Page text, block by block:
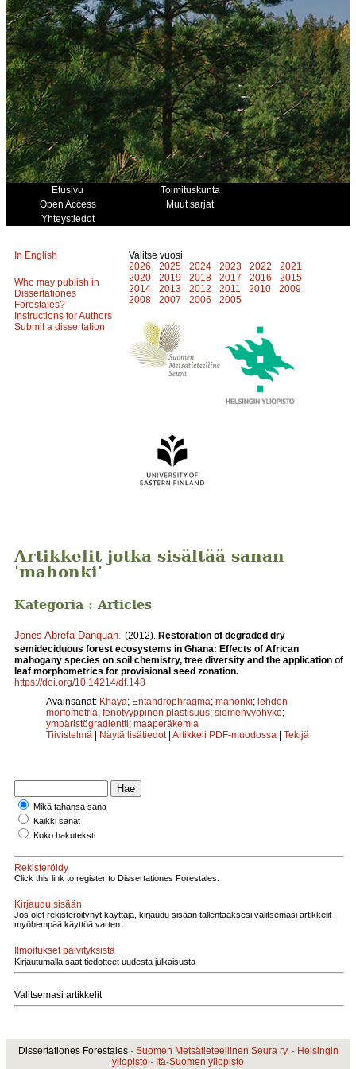
Etusivu
Toimituskunta
Open Access
Muut sarjat
Yhteystiedot
In English
Who may publish in
Dissertationes
Forestales?
Instructions for Authors
Submit a dissertation
Valitse vuosi
2026
2025 2024 2023 2022
2021
2020
2019 2018 2017 2016
2015
2014
2013 2012 2011 2010
2009
2008
2007 2006 2005
Artikkelit jotka sisältää sanan
'mahonki'
Kategoria : Articles
Jones Abrefa Danquah (2012). Restoration of degraded dry
semideciduous forest ecosystems in Ghana: Effects of African
mahogany species on soil chemistry, tree diversity and the application of
leaf morphometrics for provisional seed zonation.
https://doi.org/10.14214/df.148
Avainsanat: Khaya; Entandrophragma; mahonki; lehden
morfometria; fenotyyppinen plastisuus; siemenvyöhyke;
ympäristögradientti; maaperäkemia
Tiivistelmä | Näytä lisätiedot | Artikkeli PDF-muodossa | Tekijä
Mikä tahansa sana
Kaikki sanat
Koko hakuteksti
Rekisteröidy
Click this link to register to Dissertationes Forestales.
Kirjaudu sisään
Jos olet rekisteröitynyt käyttäjä, kirjaudu sisään tallentaaksesi valitsemasi artikkelit
myöhempää käyttöä varten.
Ilmoitukset päivityksistä
Kirjautumalla saat tiedotteet uudesta julkaisusta
Valitsemasi artikkelit
Dissertationes Forestales · Suomen Metsätieteellinen Seura ry. · Helsingin
yliopisto · Itä-Suomen yliopisto